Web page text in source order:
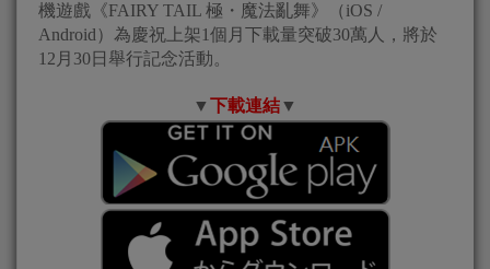
機遊戲《FAIRY TAIL 極・魔法亂舞》（iOS /
Android）為慶祝上架1個月下載量突破30萬人，將於
12月30日舉行記念活動。
▼下載連結▼